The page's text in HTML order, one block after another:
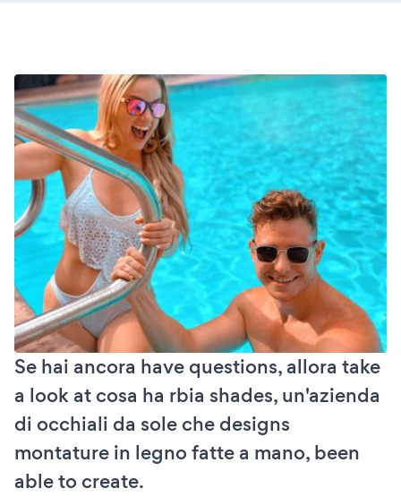
Se hai ancora have questions, allora take
a look at cosa ha rbia shades, un'azienda
di occhiali da sole che designs
montature in legno fatte a mano, been
able to create.